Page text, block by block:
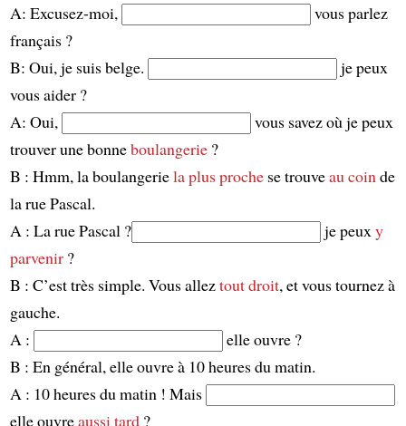
A: Excusez-moi,
vous parlez
français ?
B: Oui, je suis belge.
je peux
vous aider ?
A: Oui,
vous savez où je peux
trouver une bonneboulangerie?
B : Hmm, la boulangeriela plus prochese trouveau coin de
la rue Pascal.
A : La rue Pascal ?
je peux y
parvenir?
B : C’est très simple. Vous alleztout droit, et vous tournez à
gauche.
A :
elle ouvre ?
B : En général, elle ouvre à 10 heures du matin.
A : 10 heures du matin ! Mais
elle ouvreaussi tard?